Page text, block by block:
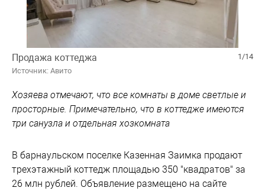
1/14
Продажа коттеджа
Источник: Авито
Хозяева отмечают, что все комнаты в доме светлые и
просторные. Примечательно, что в коттедже имеются
три санузла и отдельная хозкомната
В барнаульском поселке Казенная Заимка продают
трехэтажный коттедж площадью 350 "квадратов" за
26 млн рублей. Объявление размещено на сайте